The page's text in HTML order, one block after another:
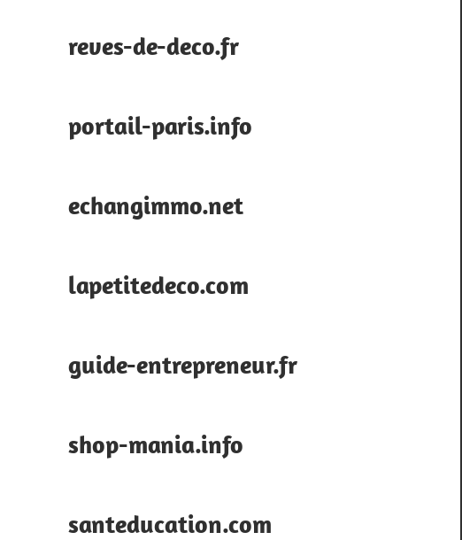
reves-de-deco.fr
portail-paris.info
echangimmo.net
lapetitedeco.com
guide-entrepreneur.fr
shop-mania.info
santeducation.com